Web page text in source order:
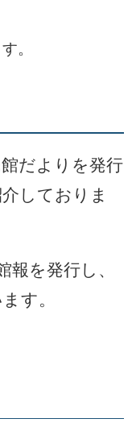
。
だよりを発行
しておりま
を発行し、
す。